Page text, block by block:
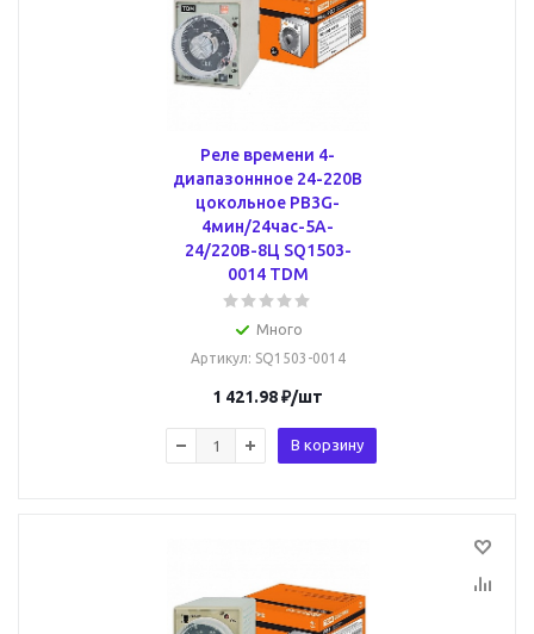
Реле времени 4-
диапазоннное 24-220В
цокольное РВ3G-
4мин/24час-5A-
24/220В-8Ц SQ1503-
0014 TDM
Много
Артикул: SQ1503-0014
1 421.98₽/шт
В корзину